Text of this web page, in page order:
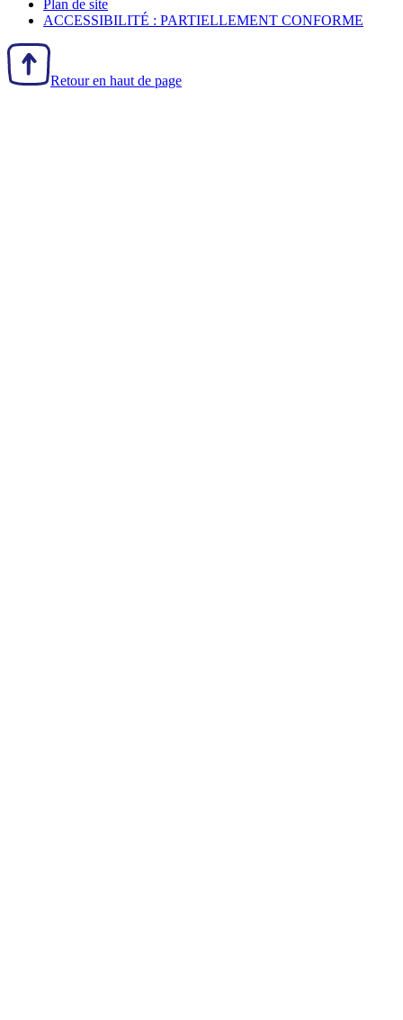
Plan de site
ACCESSIBILITÉ : PARTIELLEMENT CONFORME
Retour en haut de page